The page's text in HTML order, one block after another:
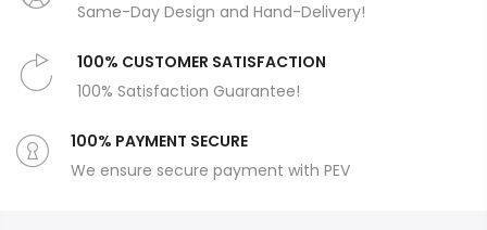
Same-Day Design and Hand-Delivery!
100% CUSTOMER SATISFACTION
100% Satisfaction Guarantee!
100% PAYMENT SECURE
We ensure secure payment with PEV